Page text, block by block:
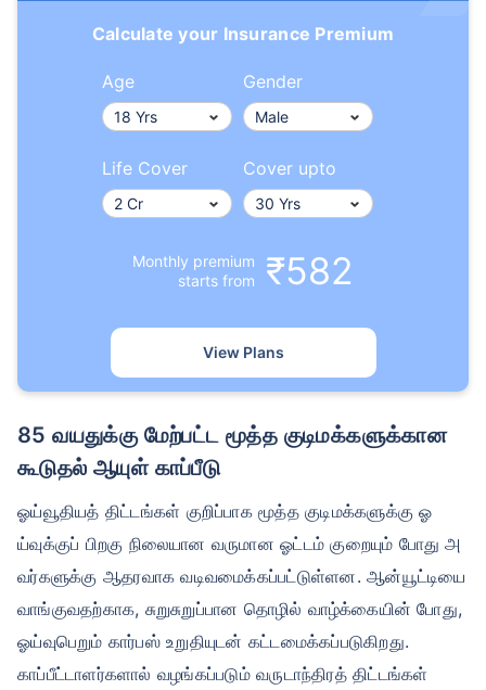
Calculate your Insurance Premium
Age Gender
Life Cover Cover upto
Monthly premium
starts from
₹582
View Plans
85 வயதுக்கு மேற்பட்ட மூத்த குடிமக்களுக்கான
கூடுதல் ஆயுள் காப்பீடு
ஓய்வூதியத் திட்டங்கள் குறிப்பாக மூத்த குடிமக்களுக்கு ஓ
ய்வுக்குப் பிறகு நிலையான வருமான ஓட்டம் குறையும் போது அ
வர்களுக்கு ஆதரவாக வடிவமைக்கப்பட்டுள்ளன. ஆன்யூட்டியை
வாங்குவதற்காக, சுறுசுறுப்பான தொழில் வாழ்க்கையின் போது, ​​
ஓய்வுபெறும் கார்பஸ் உறுதியுடன் கட்டமைக்கப்படுகிறது.
காப்பீட்டாளர்களால் வழங்கப்படும் வருடாந்திரத் திட்டங்கள்